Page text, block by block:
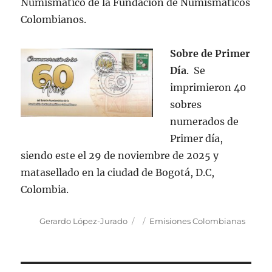
Colombianos.
Sobre de Primer
Día. Se
imprimieron 40
sobres
numerados de
Primer día,
siendo este el 29 de noviembre de 2025 y
matasellado en la ciudad de Bogotá, D.C,
Colombia.
Autor
Gerardo López-Jurado
Publicado
Categorías
Emisiones Colombianas